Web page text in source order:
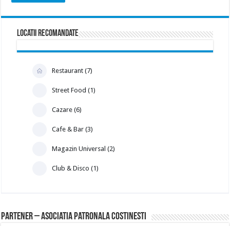
Locatii Recomandate
Restaurant (7)
Street Food (1)
Cazare (6)
Cafe & Bar (3)
Magazin Universal (2)
Club & Disco (1)
PARTENER – Asociatia Patronala Costinesti